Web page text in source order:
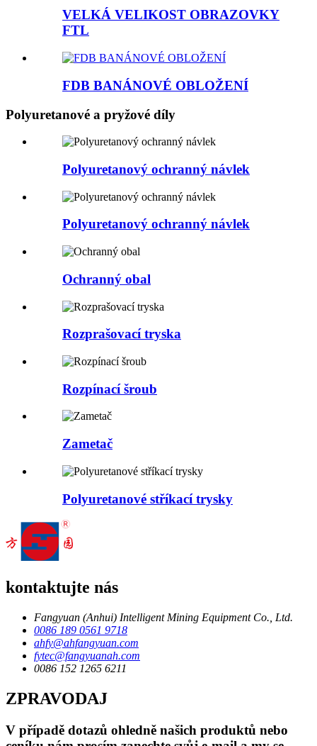
VELKÁ VELIKOST OBRAZOVKY
FTL
FDB BANÁNOVÉ OBLOŽENÍ
Polyuretanové a pryžové díly
Polyuretanový ochranný návlek
Polyuretanový ochranný návlek
Ochranný obal
Rozprašovací tryska
Rozpínací šroub
Zametač
Polyuretanové stříkací trysky
kontaktujte nás
Fangyuan (Anhui) Intelligent Mining Equipment Co., Ltd.
0086 189 0561 9718
ahfy@ahfangyuan.com
fytec@fangyuanah.com
0086 152 1265 6211
ZPRAVODAJ
V případě dotazů ohledně našich produktů nebo